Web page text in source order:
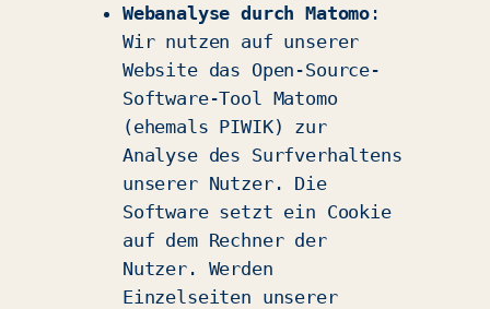
Webanalyse durch Matomo :
Wir nutzen auf unserer
Website das Open-Source-
Software-Tool Matomo
(ehemals PIWIK) zur
Analyse des Surfverhaltens
unserer Nutzer. Die
Software setzt ein Cookie
auf dem Rechner der
Nutzer. Werden
Einzelseiten unserer